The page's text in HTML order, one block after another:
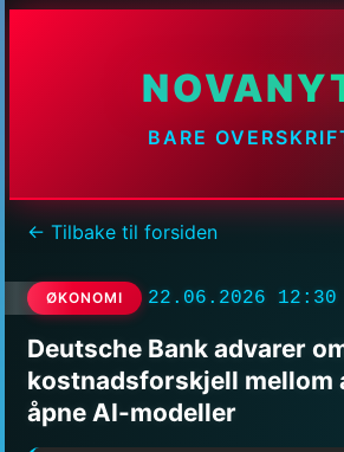
BARE
← Tilbake til forsiden
ØKONOMI 22.06.2026 12:30
Deutsche Bank advarer
kostnadsforskjell mellom
åpne AI-modeller